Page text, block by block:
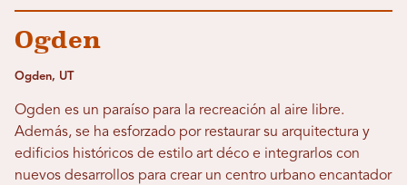
Ogden
Ogden, UT
Ogden es un paraíso para la recreación al aire libre.
Además, se ha esforzado por restaurar su arquitectura y
edificios históricos de estilo art déco e integrarlos con
nuevos desarrollos para crear un centro urbano encantador